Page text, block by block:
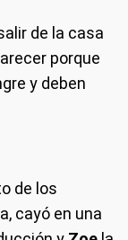
de la casa
porque
y deben
de los
cayó en una